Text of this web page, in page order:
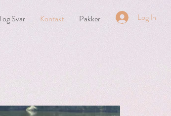
og Svar Kontakt Pakker Log In